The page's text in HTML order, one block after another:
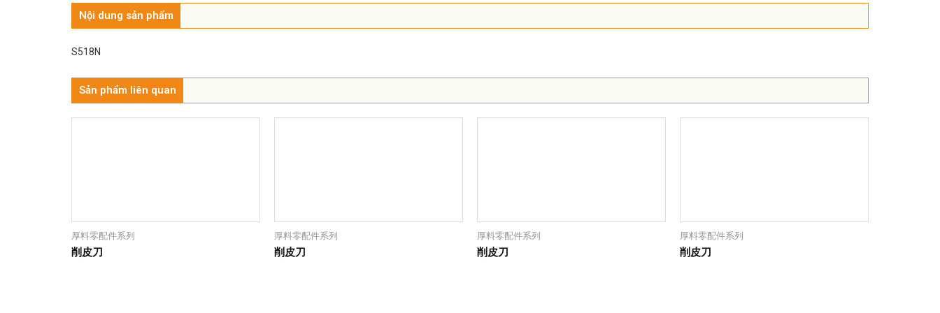
Nội dung sản phẩm
S518N
Sản phẩm liên quan
厚料零配件系列
削皮刀
厚料零配件系列
削皮刀
厚料零配件系列
削皮刀
厚料零配件系列
削皮刀